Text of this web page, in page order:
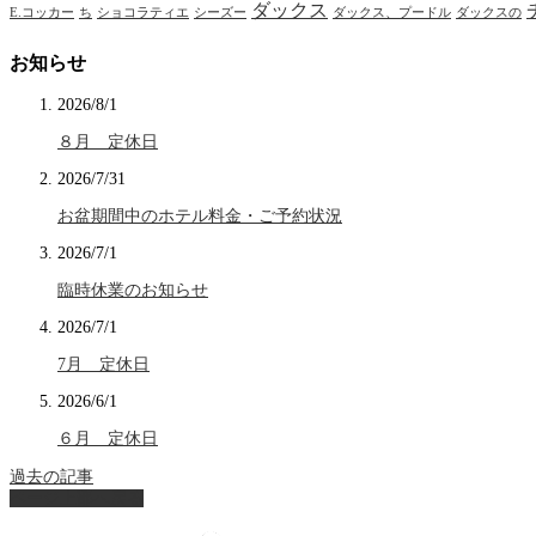
E.コッカー ち ショコラティエ シーズー ダックス ダックス、プードル ダックスの
お知らせ
2026/8/1
８月 定休日
2026/7/31
お盆期間中のホテル料金・ご予約状況
2026/7/1
臨時休業のお知らせ
2026/7/1
7月 定休日
2026/6/1
６月 定休日
過去の記事